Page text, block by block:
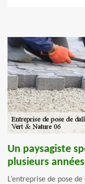
Un paysagiste
plusieurs
L’entreprise de pose